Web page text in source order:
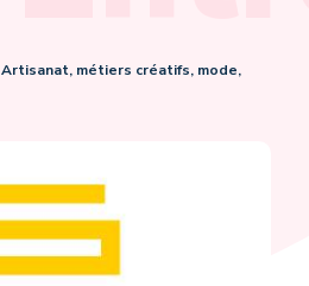
Artisanat, métiers créatifs, mode,